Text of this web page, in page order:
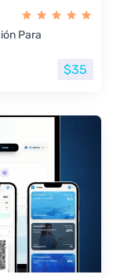
Para
$35